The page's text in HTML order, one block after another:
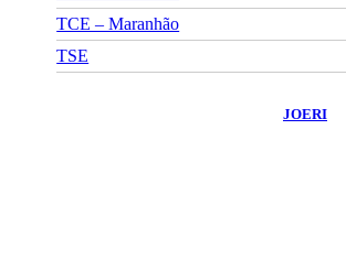
TCE – Maranhão
TSE
JOERI